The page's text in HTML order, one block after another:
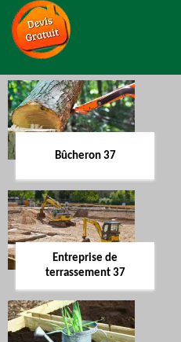
Bûcheron 37
Entreprise de
terrassement 37